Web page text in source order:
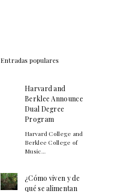
Entradas populares
Harvard and
Berklee Announce
Dual Degree
Program
Harvard College and
Berklee College of
Music...
¿Cómo viven y de
qué se alimentan